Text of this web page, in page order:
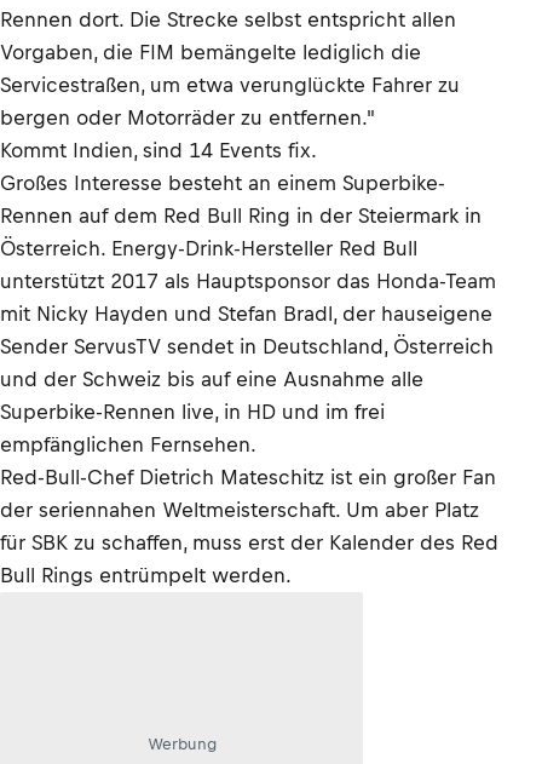
Rennen dort. Die Strecke selbst entspricht allen
Vorgaben, die FIM bemängelte lediglich die
Servicestraßen, um etwa verunglückte Fahrer zu
bergen oder Motorräder zu entfernen."
Kommt Indien, sind 14 Events fix.
Großes Interesse besteht an einem Superbike-
Rennen auf dem Red Bull Ring in der Steiermark in
Österreich. Energy-Drink-Hersteller Red Bull
unterstützt 2017 als Hauptsponsor das Honda-Team
mit Nicky Hayden und Stefan Bradl, der hauseigene
Sender ServusTV sendet in Deutschland, Österreich
und der Schweiz bis auf eine Ausnahme alle
Superbike-Rennen live, in HD und im frei
empfänglichen Fernsehen.
Red-Bull-Chef Dietrich Mateschitz ist ein großer Fan
der seriennahen Weltmeisterschaft. Um aber Platz
für SBK zu schaffen, muss erst der Kalender des Red
Bull Rings entrümpelt werden.
Werbung